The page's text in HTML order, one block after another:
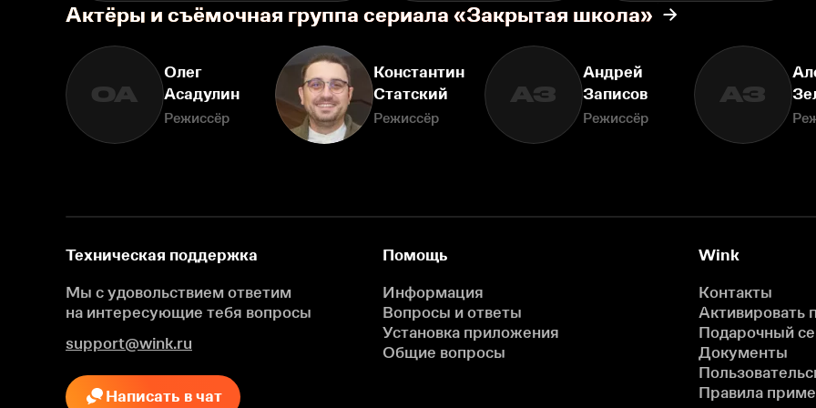
Актёры и съёмочная группа сериала «Закрытая школа»
ОА
Олег
Асадулин
Режиссёр
Константин
Статский
Режиссёр
АЗ
Андрей
Записов
Режиссёр
АЗ
Техническая поддержка
Мы с удовольствием ответим
на интересующие тебя вопросы
support@wink.ru
Написать в чат
Помощь
Информация
Вопросы и ответы
Установка приложения
Общие вопросы
Wink
Контакты
Активировать
Подарочный
Документы
Правила